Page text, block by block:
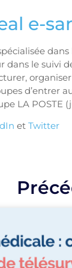
e-
le suivi
d’entrer
LA
et Twitter